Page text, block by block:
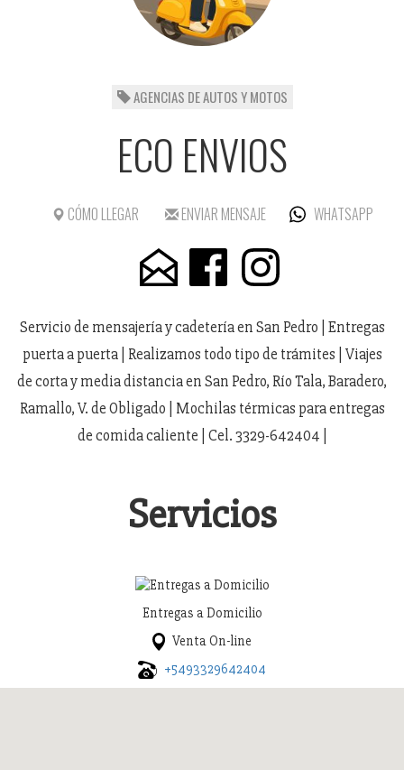
AGENCIAS DE AUTOS Y MOTOS
ECO ENVIOS
CÓMO LLEGAR ENVIAR MENSAJE WHATSAPP
Servicio de mensajería y cadetería en San Pedro | Entregas
puerta a puerta | Realizamos todo tipo de trámites | Viajes
de corta y media distancia en San Pedro, Río Tala, Baradero,
Ramallo, V. de Obligado | Mochilas térmicas para entregas
de comida caliente | Cel. 3329-642404 |
Servicios
Entregas a Domicilio
Venta On-line
+5493329642404